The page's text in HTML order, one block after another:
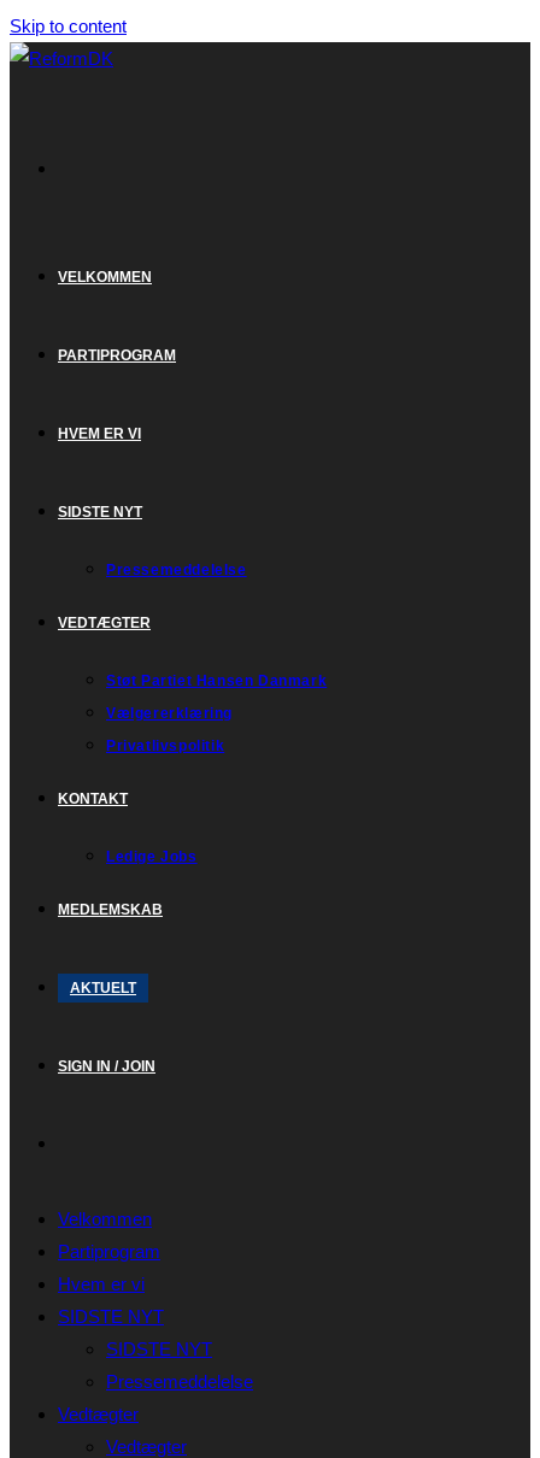
Skip to content
VELKOMMEN
PARTIPROGRAM
HVEM ER VI
SIDSTE NYT
Pressemeddelelse
VEDTÆGTER
Støt Partiet Hansen Danmark
Vælgererklæring
Privatlivspolitik
KONTAKT
Ledige Jobs
MEDLEMSKAB
AKTUELT
SIGN IN / JOIN
Velkommen
Partiprogram
Hvem er vi
SIDSTE NYT
SIDSTE NYT
Pressemeddelelse
Vedtægter
Vedtægter